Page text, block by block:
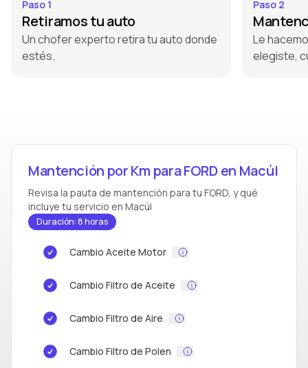
Paso 1
Retiramos tu auto
Un chofer experto retira tu auto donde
estés.
Paso 2
Le
elegiste,
Mantención por Km para FORD en Macúl
Revisa la pauta de mantención para tu FORD, y qué
incluye tu servicio en Macúl
Duración: 8 horas
Cambio Aceite Motor
Cambio Filtro de Aceite
Cambio Filtro de Aire
Cambio Filtro de Polen